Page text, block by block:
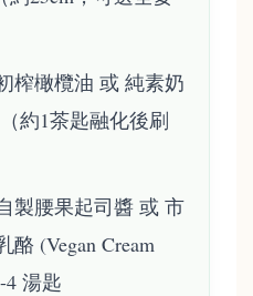
榨橄欖油 或 純素奶
約1茶匙融化後刷
製腰果起司醬 或 市
酪 (Vegan Cream
4 湯匙